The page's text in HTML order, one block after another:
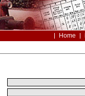
Home